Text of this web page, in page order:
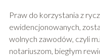
Praw do korzystania z
ewidencjonowanych,
wolnych zawodów, czyli
notariuszom, biegłym